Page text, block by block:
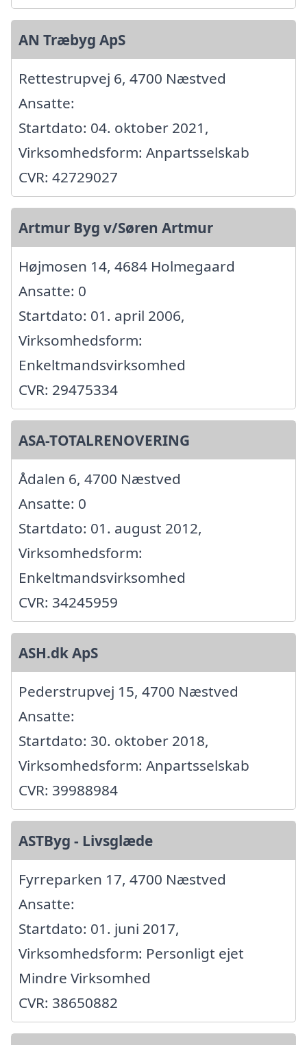
AN Træbyg ApS
Rettestrupvej 6, 4700 Næstved
Ansatte:
Startdato: 04. oktober 2021,
Virksomhedsform: Anpartsselskab
CVR: 42729027
Artmur Byg v/Søren Artmur
Højmosen 14, 4684 Holmegaard
Ansatte: 0
Startdato: 01. april 2006,
Virksomhedsform:
Enkeltmandsvirksomhed
CVR: 29475334
ASA-TOTALRENOVERING
Ådalen 6, 4700 Næstved
Ansatte: 0
Startdato: 01. august 2012,
Virksomhedsform:
Enkeltmandsvirksomhed
CVR: 34245959
ASH.dk ApS
Pederstrupvej 15, 4700 Næstved
Ansatte:
Startdato: 30. oktober 2018,
Virksomhedsform: Anpartsselskab
CVR: 39988984
ASTByg - Livsglæde
Fyrreparken 17, 4700 Næstved
Ansatte:
Startdato: 01. juni 2017,
Virksomhedsform: Personligt ejet
Mindre Virksomhed
CVR: 38650882